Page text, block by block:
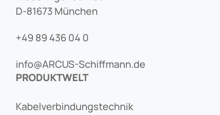
D-81673 München
+49 89 436 04 0
info@ARCUS-Schiffmann.de
PRODUKTWELT
Kabelverbindungstechnik